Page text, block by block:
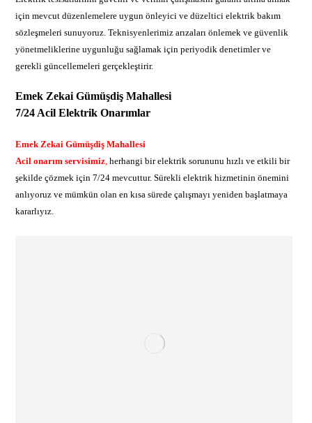
için mevcut düzenlemelere uygun önleyici ve düzeltici elektrik bakım
sözleşmeleri sunuyoruz. Teknisyenlerimiz arızaları önlemek ve güvenlik
yönetmeliklerine uygunluğu sağlamak için periyodik denetimler ve
gerekli güncellemeleri gerçekleştirir.
Emek Zekai Gümüşdiş Mahallesi
7/24 Acil Elektrik Onarımlar
Emek Zekai Gümüşdiş Mahallesi
Acil onarım servisimiz herhangi bir elektrik sorununu hızlı ve etkili bir
şekilde çözmek için 7/24 mevcuttur. Sürekli elektrik hizmetinin önemini
anlıyoruz ve mümkün olan en kısa sürede çalışmayı yeniden başlatmaya
kararlıyız.